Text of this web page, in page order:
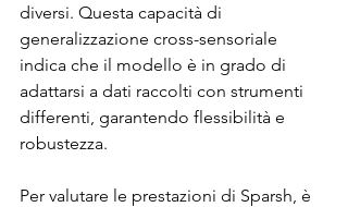
diversi. Questa capacità di
generalizzazione cross-sensoriale
indica che il modello è in grado di
adattarsi a dati raccolti con strumenti
differenti, garantendo flessibilità e
robustezza.
Per valutare le prestazioni di Sparsh, è